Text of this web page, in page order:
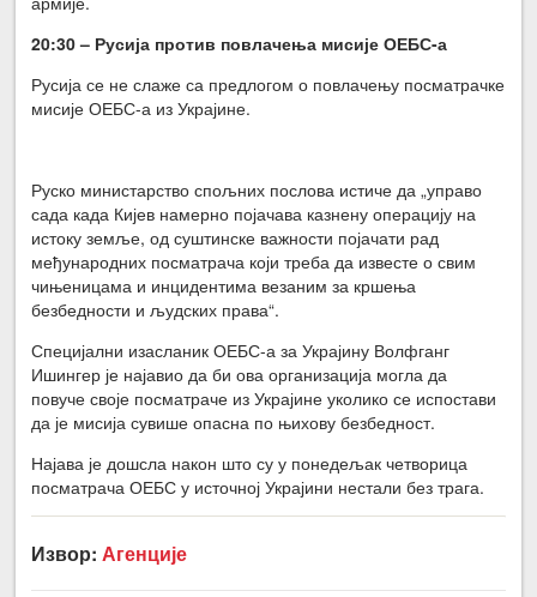
20:30 – Русија против повлачења мисије ОЕБС-а
Русија се не слаже са предлогом о повлачењу посматрачке
мисије ОЕБС-а из Украјине.
Руско министарство спољних послова истиче да „управо
сада када Кијев намерно појачава казнену операцију на
истоку земље, од суштинске важности појачати рад
међународних посматрача који треба да известе о свим
чињеницама и инцидентима везаним за кршења
безбедности и људских права“.
Специјални изасланик ОЕБС-а за Украјину Волфганг
Ишингер је најавио да би ова организација могла да
повуче своје посматраче из Украјине уколико се испостави
да је мисија сувише опасна по њихову безбедност.
Најава је дошсла након што су у понедељак четворица
посматрача ОЕБС у источној Украјини нестали без трага.
Извор:Агенције